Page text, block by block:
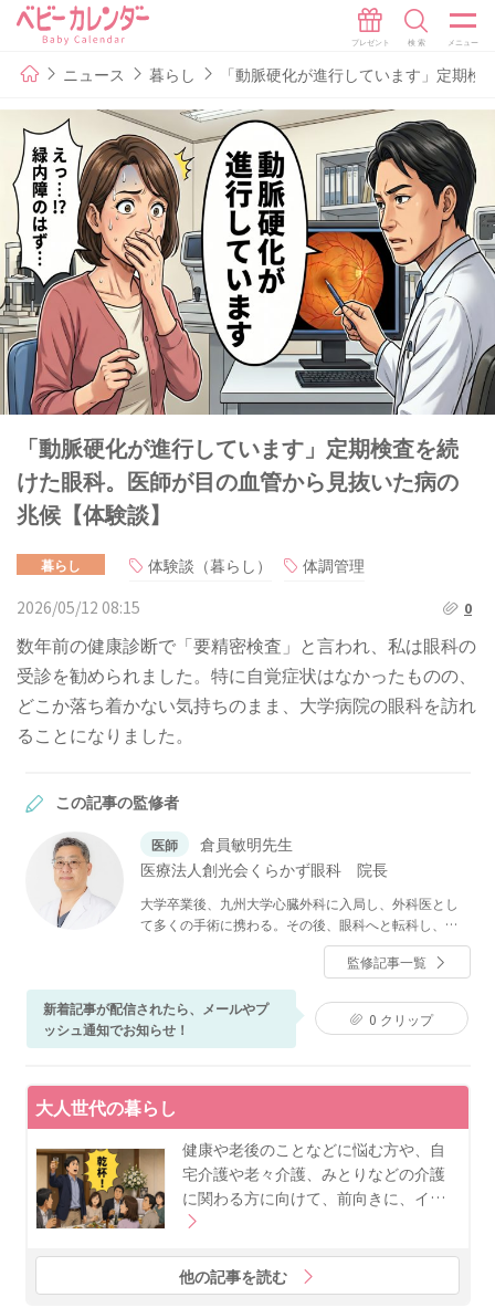
ニュース 暮らし 「動脈硬化が進行しています」定期
「動脈硬化が進行しています」定期検査を続
けた眼科。医師が目の血管から見抜いた病の
兆候【体験談】
暮らし 体験談（暮らし）
体調管理
2026/05/12 08:15
0
数年前の健康診断で「要精密検査」と言われ、私は眼科の
受診を勧められました。特に自覚症状はなかったものの、
どこか落ち着かない気持ちのまま、大学病院の眼科を訪れ
ることになりました。
この記事の監修者
医師
倉員敏明先生
医療法人創光会くらかず眼科 院長
大学卒業後、九州大学心臓外科に入局し、外科医とし
て多くの手術に携わる。その後、眼科へと転科し、く
らかず眼科を開業。外科医として培った高度な手技と
豊富な臨床経験を活かし、眼科領域においても手術を
中心とした医療を提供している。クリニック最大の特
徴は、「手術に特化」していること。通常は入院が必
要とされるような難症例にも日帰りで対応し、大学病
院で対応が難しいとされたケースの受け入れも積極的
監修記事一覧
新着記事が配信されたら、メールやプ
ッシュ通知でお知らせ！
0 クリップ
大人世代の暮らし
健康や老後のことなどに悩む方や、自
宅介護や老々介護、みとりなどの介護
に関わる方に向けて、前向きに、イ…
他の記事を読む